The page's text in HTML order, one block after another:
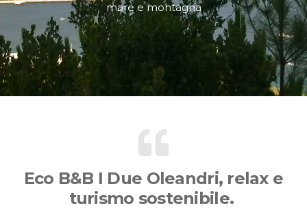
mare e montagna
Eco B&B I Due Oleandri, relax e
turismo sostenibile.